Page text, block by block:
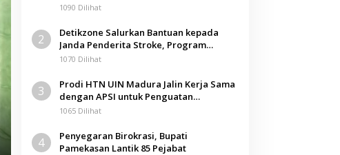
1090 Dilihat
2
Detikzone Salurkan Bantuan kepada
Janda Penderita Stroke, Program
Berbagi Masuki Hari ke-61
1070 Dilihat
3
Prodi HTN UIN Madura Jalin Kerja Sama
dengan APSI untuk Penguatan
Kompetensi Mahasiswa
1065 Dilihat
4
Penyegaran Birokrasi, Bupati
Pamekasan Lantik 85 Pejabat